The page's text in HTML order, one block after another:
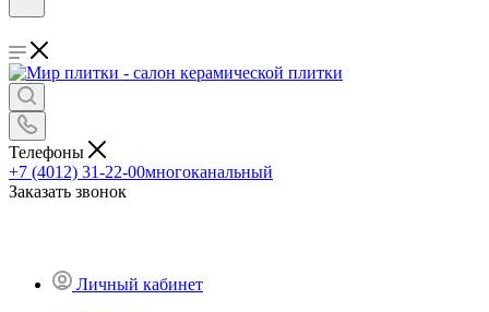
Телефоны
+7 (4012) 31-22-00многоканальный
Заказать звонок
Личный кабинет